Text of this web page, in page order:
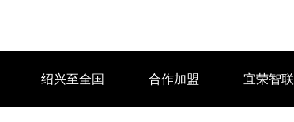
绍兴至全国 合作加盟 宜荣智联